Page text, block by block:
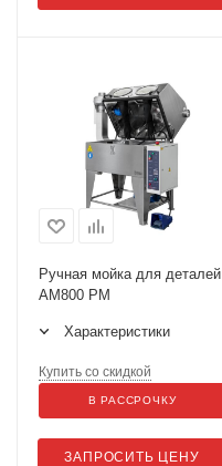
Ручная мойка для деталей
АМ800 РМ
Характеристики
ЗАПРОСИТЬ ЦЕНУ
Купить со скидкой
В РАССРОЧКУ